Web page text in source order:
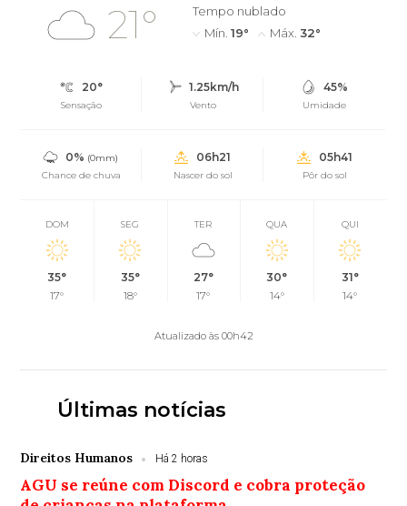
21°
Tempo nublado
Mín. 19° Máx. 32°
20°
Sensação
1.25km/h
Vento
45%
Umidade
0% (0mm)
Chance de chuva
06h21
Nascer do sol
05h41
Pôr do sol
DOM
35°
17°
SEG
35°
18°
TER
27°
17°
QUA
30°
14°
QUI
31°
14°
Atualizado às 00h42
Últimas notícias
Direitos Humanos Há 2 horas
AGU se reúne com Discord e cobra proteção